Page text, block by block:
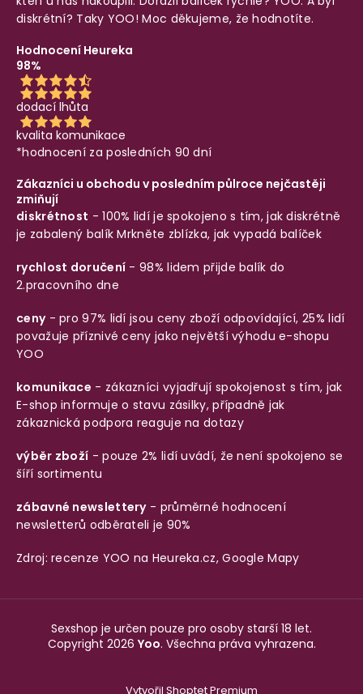
diskrétní? Taky YOO! Moc děkujeme, že hodnotíte.
Hodnocení Heureka
98%
dodací lhůta
kvalita komunikace
*hodnocení za posledních 90 dní
Zákazníci u obchodu v posledním půlroce nejčastěji
zmiňují
diskrétnost - 100% lidí je spokojeno s tím, jak diskrétně
je zabalený balíkMrkněte zblízka, jak vypadá balíček
rychlost doručení - 98% lidem přijde balík do
2.pracovního dne
ceny- pro 97% lidí jsou ceny zboží odpovídající, 25% lidí
považuje příznivé ceny jako největší výhodu e-shopu
YOO
komunikace - zákazníci vyjadřují spokojenost s tím, jak
E-shop informuje o stavu zásilky, případně jak
zákaznická podpora reaguje na dotazy
výběr zboží - pouze 2% lidí uvádí, že není spokojeno se
šíří sortimentu
zábavné newslettery- průměrné hodnocení
newsletterů odběrateli je 90%
Zdroj: recenze YOO na Heureka.cz,Google Mapy
Vytvořil Shoptet Premium
Sexshop je určen pouze pro osoby starší 18 let.
Copyright 2026 Yoo. Všechna práva vyhrazena.